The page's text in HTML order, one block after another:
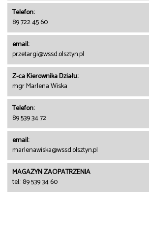
Telefon:
89 722 45 60
email:
przetargi@wssd.olsztyn.pl
Z-ca Kierownika Działu:
mgr Marlena Wiska
Telefon:
89 539 34 72
email:
marlenawiska@wssd.olsztyn.pl
MAGAZYN ZAOPATRZENIA
tel.: 89 539 34 60